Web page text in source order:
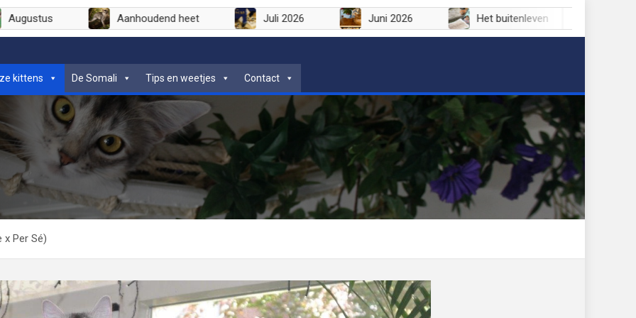
Augustus Aanhoudend heet Juli 2026 Juni 2026
kittens De Somali Tips en weetjes Contact
x Per Sé)